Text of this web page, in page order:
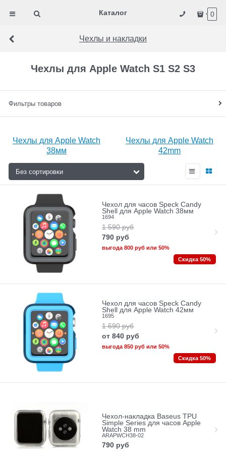
Каталог 0
Чехлы и накладки
Чехлы для Apple Watch S1 S2 S3
Фильтры товаров
Чехлы для Apple Watch
38мм
Чехлы для Apple Watch
42mm
Чехол для часов Speck Candy
Shell для Apple Watch 38мм
1694
1 590 руб
790 руб
выгода 800 рубили 50%
Скидка 50%
Чехол для часов Speck Candy
Shell для Apple Watch 42мм
1695
1 690 руб
от 840 руб
выгода 850 рубили 50%
Скидка 50%
Чехол-накладка Baseus TPU
Simple Series для часов Apple
Watch 38 mm
ARAPWCH38-02
790 руб